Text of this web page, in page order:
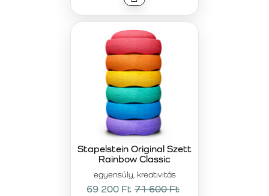
egyensúly, kreativitás
Stapelstein Original Szett
Rainbow Classic
69 200 Ft 71 600 Ft